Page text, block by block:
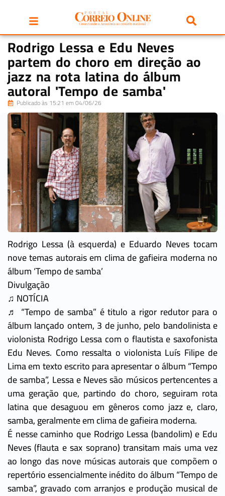
Rodrigo Lessa e Edu Neves
partem do choro em direção ao
jazz na rota latina do álbum
autoral 'Tempo de samba'
Publicado às 15:21 em 04/06/26
Rodrigo Lessa (à esquerda) e Eduardo Neves tocam
nove temas autorais em clima de gafieira moderna no
álbum ‘Tempo de samba’
Divulgação
♫ NOTÍCIA
♬ “Tempo de samba” é titulo a rigor redutor para o
álbum lançado ontem, 3 de junho, pelo bandolinista e
violonista Rodrigo Lessa com o flautista e saxofonista
Edu Neves. Como ressalta o violonista Luís Filipe de
Lima em texto escrito para apresentar o álbum “Tempo
de samba”, Lessa e Neves são músicos pertencentes a
uma geração que, partindo do choro, seguiram rota
latina que desaguou em gêneros como jazz e, claro,
samba, geralmente em clima de gafieira moderna.
É nesse caminho que Rodrigo Lessa (bandolim) e Edu
Neves (flauta e sax soprano) transitam mais uma vez
ao longo das nove músicas autorais que compõem o
repertório essencialmente inédito do álbum “Tempo de
samba”, gravado com arranjos e produção musical de